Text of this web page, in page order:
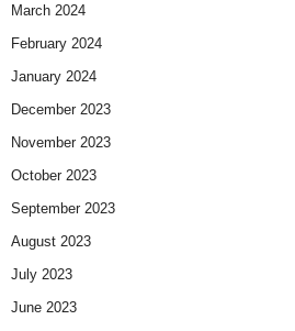
March 2024
February 2024
January 2024
December 2023
November 2023
October 2023
September 2023
August 2023
July 2023
June 2023